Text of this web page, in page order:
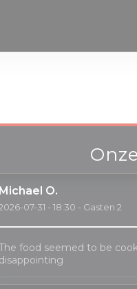
Michael O
07-31 - 18:30 - Gasten 2
food seemed to be
disappointing